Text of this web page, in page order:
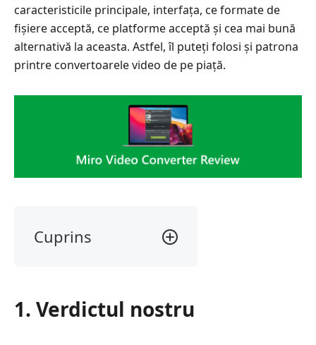
caracteristicile principale, interfața, ce formate de
fișiere acceptă, ce platforme acceptă și cea mai bună
alternativă la aceasta. Astfel, îl puteți folosi și patrona
printre convertoarele video de pe piață.
Cuprins
2.
1. Verdictul nostru